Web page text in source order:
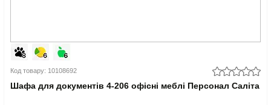
Код товару: 10108692
Шафа для документів 4-206 офісні меблі Персонал Саліта